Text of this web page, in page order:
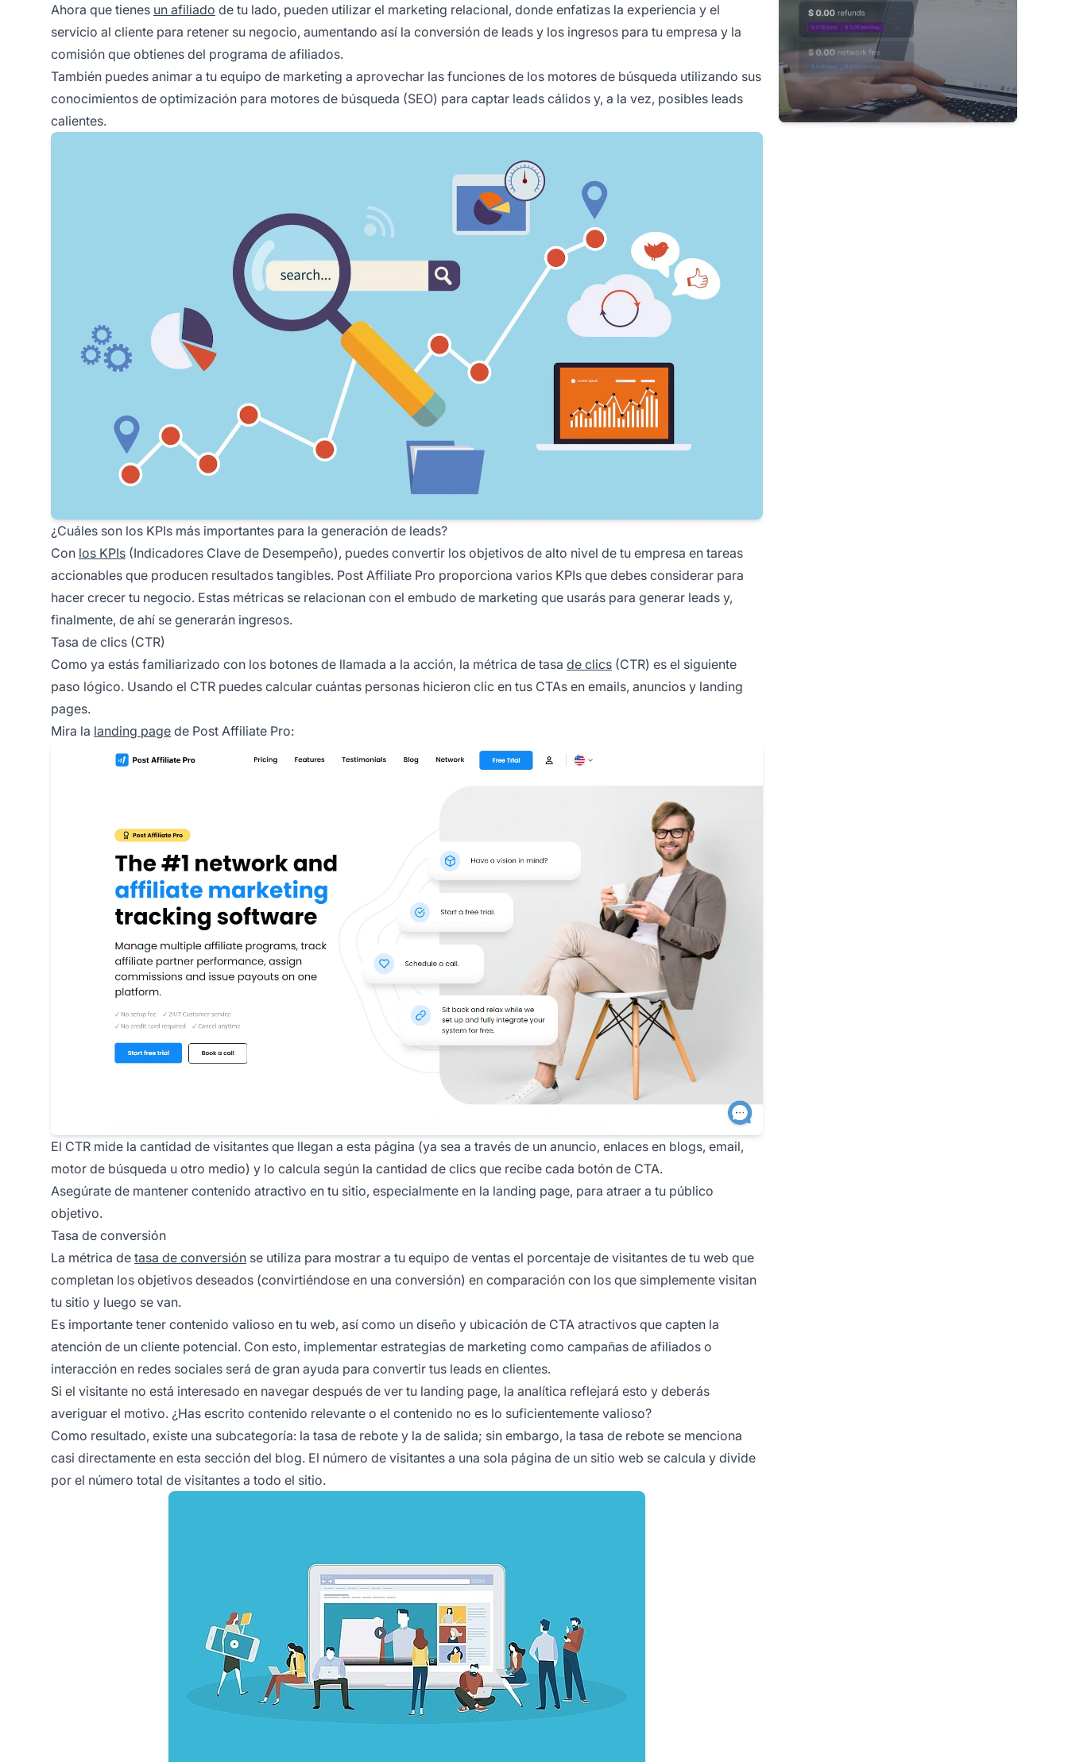
Ahora que tienes un afiliado de tu lado, pueden utilizar el marketing relacional, donde enfatizas la experiencia y el
servicio al cliente para retener su negocio, aumentando así la conversión de leads y los ingresos para tu empresa y la
comisión que obtienes del programa de afiliados.
También puedes animar a tu equipo de marketing a aprovechar las funciones de los motores de búsqueda utilizando sus
conocimientos de optimización para motores de búsqueda (SEO) para captar leads cálidos y, a la vez, posibles leads
calientes.
¿Cuáles son los KPIs más importantes para la generación de leads?
Con los KPIs (Indicadores Clave de Desempeño), puedes convertir los objetivos de alto nivel de tu empresa en tareas
accionables que producen resultados tangibles. Post Affiliate Pro proporciona varios KPIs que debes considerar para
hacer crecer tu negocio. Estas métricas se relacionan con el embudo de marketing que usarás para generar leads y,
finalmente, de ahí se generarán ingresos.
Tasa de clics (CTR)
Como ya estás familiarizado con los botones de llamada a la acción, la métrica de tasa de clics (CTR) es el siguiente
paso lógico. Usando el CTR puedes calcular cuántas personas hicieron clic en tus CTAs en emails, anuncios y landing
pages.
Mira la landing page de Post Affiliate Pro:
El CTR mide la cantidad de visitantes que llegan a esta página (ya sea a través de un anuncio, enlaces en blogs, email,
motor de búsqueda u otro medio) y lo calcula según la cantidad de clics que recibe cada botón de CTA.
Asegúrate de mantener contenido atractivo en tu sitio, especialmente en la landing page, para atraer a tu público
objetivo.
Tasa de conversión
La métrica de tasa de conversión se utiliza para mostrar a tu equipo de ventas el porcentaje de visitantes de tu web que
completan los objetivos deseados (convirtiéndose en una conversión) en comparación con los que simplemente visitan
tu sitio y luego se van.
Es importante tener contenido valioso en tu web, así como un diseño y ubicación de CTA atractivos que capten la
atención de un cliente potencial. Con esto, implementar estrategias de marketing como campañas de afiliados o
interacción en redes sociales será de gran ayuda para convertir tus leads en clientes.
Si el visitante no está interesado en navegar después de ver tu landing page, la analítica reflejará esto y deberás
averiguar el motivo. ¿Has escrito contenido relevante o el contenido no es lo suficientemente valioso?
Como resultado, existe una subcategoría: la tasa de rebote y la de salida; sin embargo, la tasa de rebote se menciona
casi directamente en esta sección del blog. El número de visitantes a una sola página de un sitio web se calcula y divide
por el número total de visitantes a todo el sitio.